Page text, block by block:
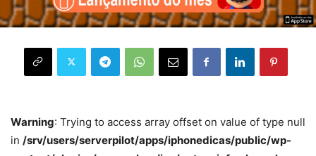
Warning: Trying to access array offset on value of type null
in /srv/users/serverpilot/apps/iphonedicas/public/wp-